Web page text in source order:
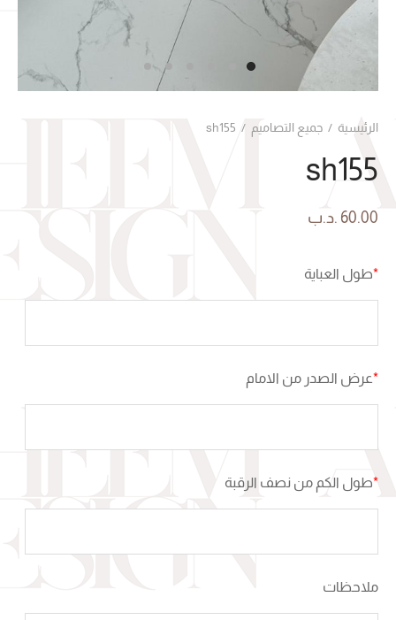
الرئيسية / جميع التصاميم /
sh155
60.00 .د.ب
*طول العباية
*عرض الصدر من الامام
*طول الكم من نصف الرقبة
ملاحظات